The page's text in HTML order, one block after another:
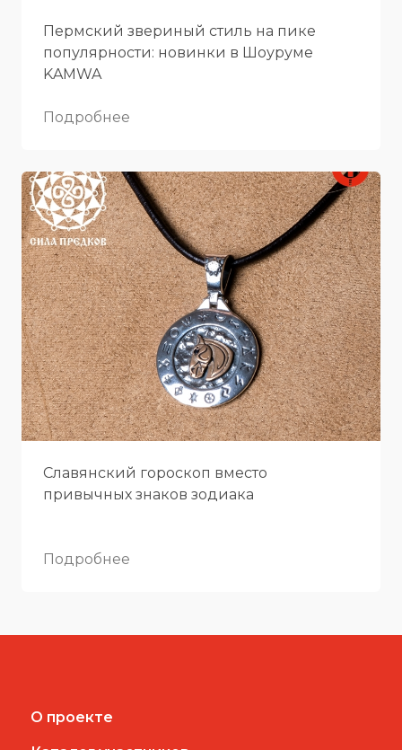
Пермский звериный стиль на пике
популярности: новинки в Шоуруме
KAMWA
Подробнее
Славянский гороскоп вместо
привычных знаков зодиака
Подробнее
О проекте